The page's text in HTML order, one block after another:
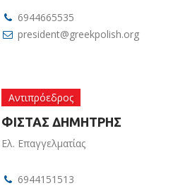
6944665535
president@greekpolish.org
Αντιπρόεδρος
ΦΙΣΤΑΣ ΔΗΜΗΤΡΗΣ
Ελ. Επαγγελματίας
6944151513